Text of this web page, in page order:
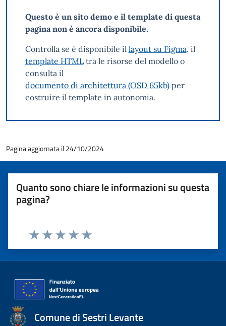
Questo è un sito demo e il template di questa
pagina non è ancora disponibile.
Controlla se è disponibile il layout su Figma, il
template HTMLtra le risorse del modello o
consulta il
documento di architettura (OSD 65kb)per
costruire il template in autonomia.
Pagina aggiornata il 24/10/2024
Quanto sono chiare le informazioni su questa
pagina?
Valuta 5 stelle su 5
Valuta 4 stelle su 5
Valuta 3 stelle su 5
Valuta 2 stelle su 5
Valuta 1 stelle su 5
Comune di Sestri Levante